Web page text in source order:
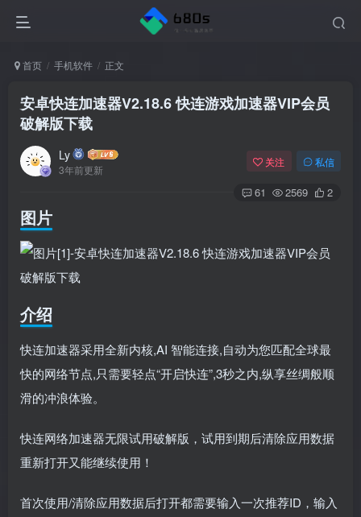
首页 手机软件 正文
安卓快连加速器V2.18.6 快连游戏加速器VIP会员
破解版下载
Ly
3年前更新
关注 私信
61 2569 2
图片
介绍
快连加速器采用全新内核,AI 智能连接,自动为您匹配全球最
快的网络节点,只需要轻点“开启快连”,3秒之内,纵享丝绸般顺
滑的冲浪体验。
快连网络加速器无限试用破解版，试用到期后清除应用数据
重新打开又能继续使用！
首次使用/清除应用数据后打开都需要输入一次推荐ID，输入